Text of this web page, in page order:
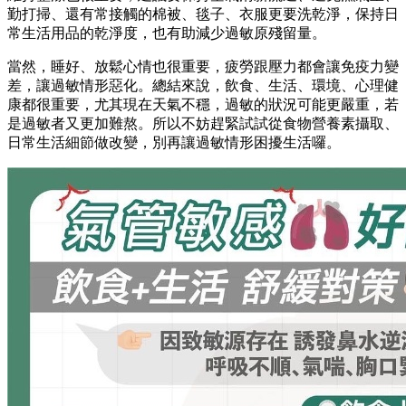
勤打掃、還有常接觸的棉被、毯子、衣服更要洗乾淨，保持日
常生活用品的乾淨度，也有助減少過敏原殘留量。
當然，睡好、放鬆心情也很重要，疲勞跟壓力都會讓免疫力變
差，讓過敏情形惡化。總結來說，飲食、生活、環境、心理健
康都很重要，尤其現在天氣不穩，過敏的狀況可能更嚴重，若
是過敏者又更加難熬。所以不妨趕緊試試從食物營養素攝取、
日常生活細節做改變，別再讓過敏情形困擾生活囉。